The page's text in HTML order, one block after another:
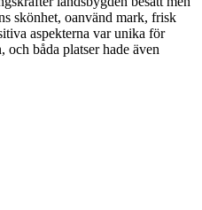
skönhet, oanvänd mark, frisk
aspekterna var unika för
och båda platser hade även